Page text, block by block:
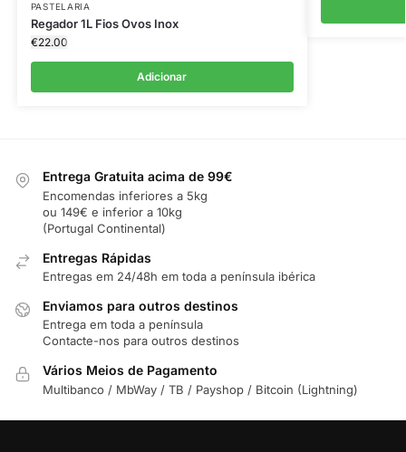
PASTELARIA
Regador 1L Fios Ovos Inox
€22.00
Adicionar
Entrega Gratuita acima de 99€
Encomendas inferiores a 5kg
ou 149€ e inferior a 10kg
(Portugal Continental)
Entregas Rápidas
Entregas em 24/48h em toda a península ibérica
Enviamos para outros destinos
Entrega em toda a península
Contacte-nos para outros destinos
Vários Meios de Pagamento
Multibanco / MbWay / TB / Payshop / Bitcoin (Lightning)